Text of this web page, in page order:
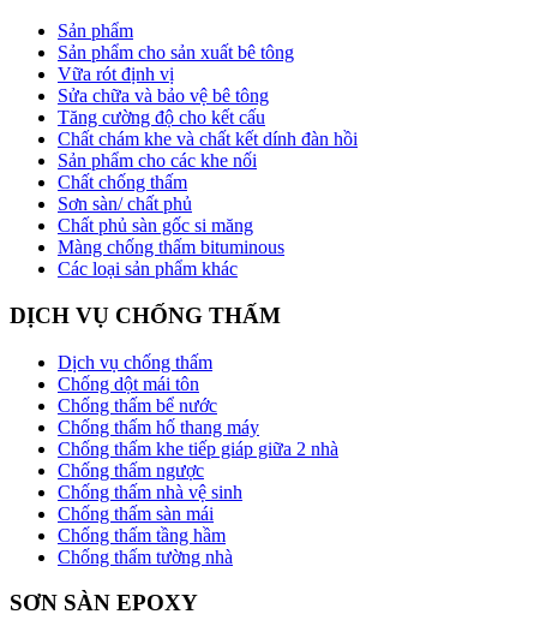
Sản phẩm
Sản phẩm cho sản xuất bê tông
Vữa rót định vị
Sửa chữa và bảo vệ bê tông
Tăng cường độ cho kết cấu
Chất chám khe và chất kết dính đàn hồi
Sản phẩm cho các khe nối
Chất chống thấm
Sơn sàn/ chất phủ
Chất phủ sàn gốc si măng
Màng chống thấm bituminous
Các loại sản phẩm khác
DỊCH VỤ CHỐNG THẤM
Dịch vụ chống thấm
Chống dột mái tôn
Chống thấm bể nước
Chống thấm hố thang máy
Chống thấm khe tiếp giáp giữa 2 nhà
Chống thấm ngược
Chống thấm nhà vệ sinh
Chống thấm sàn mái
Chống thấm tầng hầm
Chống thấm tường nhà
SƠN SÀN EPOXY